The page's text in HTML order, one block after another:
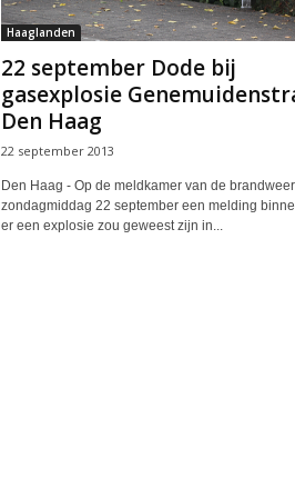
Haaglanden
22 september Dode bij
gasexplosie
Den Haag
22 september 2013
Den Haag - Op de meldkamer van de
zondagmiddag 22 september een melding
er een explosie zou geweest zijn in...